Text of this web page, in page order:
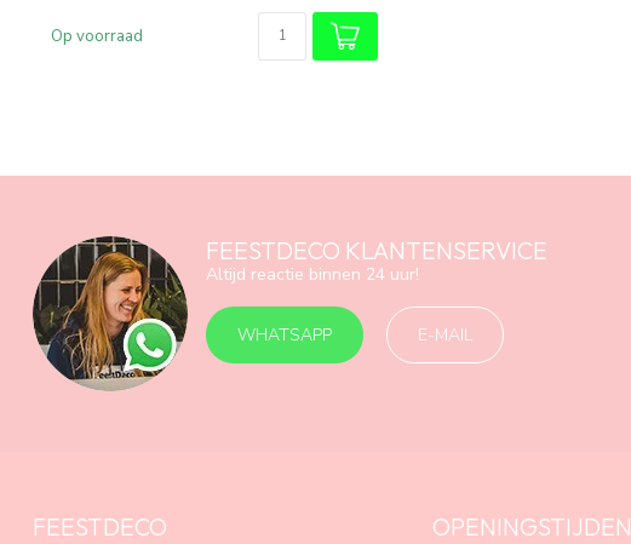
Op voorraad
FEESTDECO KLANTENSERVICE
Altijd reactie binnen 24 uur!
WHATSAPP E-MAIL
FEESTDECO OPENINGSTIJDEN